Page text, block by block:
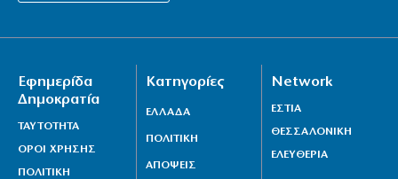
Εφημερίδα
Δημοκρατία
ΤΑΥΤΟΤΗΤΑ
ΟΡΟΙ ΧΡΗΣΗΣ
ΠΟΛΙΤΙΚΗ
Κατηγορίες
ΕΛΛΑΔΑ
ΠΟΛΙΤΙΚΗ
ΑΠΟΨΕΙΣ
Network
ΕΣΤΙΑ
ΘΕΣΣΑΛΟΝΙΚΗ
ΕΛΕΥΘΕΡΙΑ